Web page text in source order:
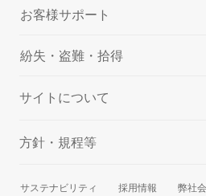
お客様サポート
紛失・盗難・拾得
サイトについて
方針・規程等
サステナビリティ 採用情報 弊社